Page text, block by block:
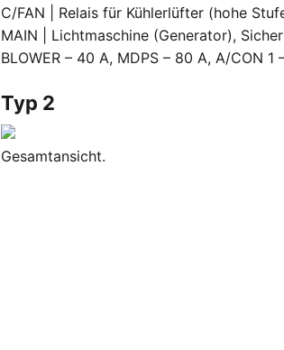
C/FAN | Relais für Kühlerlüfter (hohe
MAIN | Lichtmaschine (Generator),
BLOWER – 40 A, MDPS – 80 A, A/CON 1
Typ 2
Gesamtansicht.